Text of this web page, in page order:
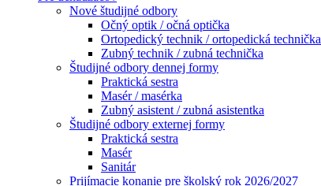
Nové študijné odbory
Očný optik / očná optička
Ortopedický technik / ortopedická technička
Zubný technik / zubná technička
Študijné odbory dennej formy
Praktická sestra
Masér / masérka
Zubný asistent / zubná asistentka
Študijné odbory externej formy
Praktická sestra
Masér
Sanitár
Prijímacie konanie pre školský rok 2026/2027